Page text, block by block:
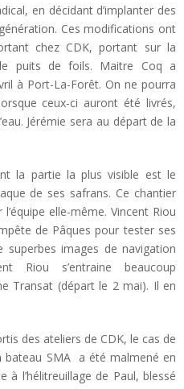
en décidant d’implanter des
Ces modifications ont
chez CDK, portant sur la
puits de foils. Maitre Coq a
à Port-La-Forêt. On ne pourra
ceux-ci auront été livrés,
Jérémie sera au départ de la
la partie la plus visible est le
de ses safrans. Ce chantier
elle-même. Vincent Riou
de Pâques pour tester ses
images de navigation
Riou s’entraine beaucoup
Transat (départ le 2 mai). Il en
des ateliers de CDK, le cas de
bateau SMA a été malmené en
l’hélitreuillage de Paul, blessé